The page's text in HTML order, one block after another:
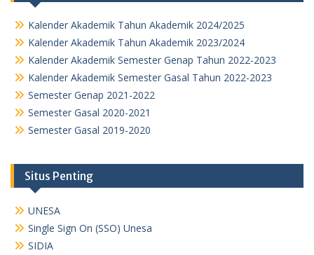
Kalender Akademik Tahun Akademik 2024/2025
Kalender Akademik Tahun Akademik 2023/2024
Kalender Akademik Semester Genap Tahun 2022-2023
Kalender Akademik Semester Gasal Tahun 2022-2023
Semester Genap 2021-2022
Semester Gasal 2020-2021
Semester Gasal 2019-2020
Situs Penting
UNESA
Single Sign On (SSO) Unesa
SIDIA